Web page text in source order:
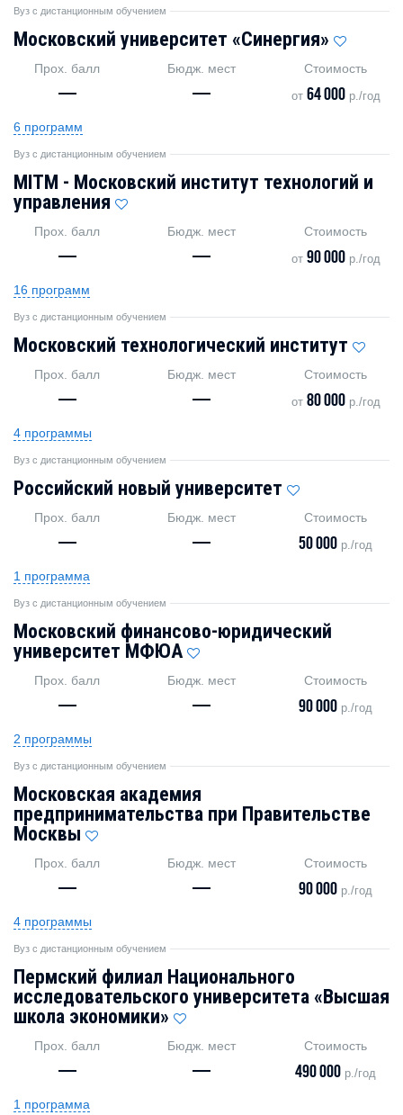
Вуз с дистанционным обучением
Московский университет «Синергия»
Прох. балл
—
Бюдж. мест
—
Стоимость
от 64 000р./год
6 программ
Вуз с дистанционным обучением
MITM - Московский институт технологий и
управления
Прох. балл
—
Бюдж. мест
—
Стоимость
от 90 000р./год
16 программ
Вуз с дистанционным обучением
Московский технологический институт
Прох. балл
—
Бюдж. мест
—
Стоимость
от 80 000р./год
4 программы
Вуз с дистанционным обучением
Российский новый университет
Прох. балл
—
Бюдж. мест
—
Стоимость
50 000 р./год
1 программа
Вуз с дистанционным обучением
Московский финансово-юридический
университет МФЮА
Прох. балл
—
Бюдж. мест
—
Стоимость
90 000 р./год
2 программы
Вуз с дистанционным обучением
Московская академия
предпринимательства при Правительстве
Москвы
Прох. балл
—
Бюдж. мест
—
Стоимость
90 000 р./год
4 программы
Вуз с дистанционным обучением
Пермский филиал Национального
исследовательского университета «Высшая
школа экономики»
Прох. балл
—
Бюдж. мест
—
Стоимость
490 000 р./год
1 программа